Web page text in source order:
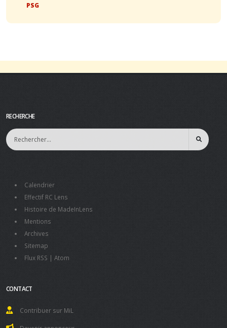
PSG
RECHERCHE
Calendrier
Effectif RC Lens
Histoire de MadeInLens
Mentions
Archives
Sitemap
Flux RSS | Atom
CONTACT
Contribuer sur MiL